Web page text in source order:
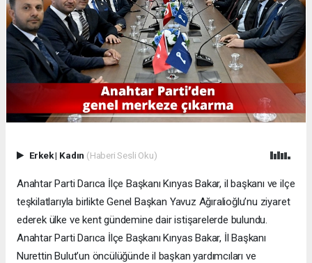
Erkek| Kadın (Haberi Sesli Oku)
Anahtar Parti Darıca İlçe Başkanı Kınyas Bakar, il başkanı ve ilçe
teşkilatlarıyla birlikte Genel Başkan Yavuz Ağıralioğlu’nu ziyaret
ederek ülke ve kent gündemine dair istişarelerde bulundu.
Anahtar Parti Darıca İlçe Başkanı Kınyas Bakar, İl Başkanı
Nurettin Bulut’un öncülüğünde il başkan yardımcıları ve